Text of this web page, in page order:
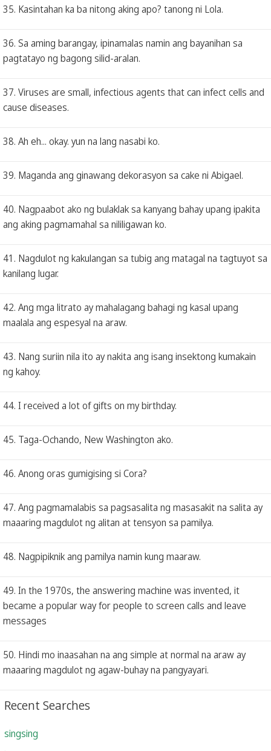
35. Kasintahan ka ba nitong aking apo? tanong ni Lola.
36. Sa aming barangay, ipinamalas namin ang bayanihan sa
pagtatayo ng bagong silid-aralan.
37. Viruses are small, infectious agents that can infect cells and
cause diseases.
38. Ah eh... okay. yun na lang nasabi ko.
39. Maganda ang ginawang dekorasyon sa cake ni Abigael.
40. Nagpaabot ako ng bulaklak sa kanyang bahay upang ipakita
ang aking pagmamahal sa nililigawan ko.
41. Nagdulot ng kakulangan sa tubig ang matagal na tagtuyot sa
kanilang lugar.
42. Ang mga litrato ay mahalagang bahagi ng kasal upang
maalala ang espesyal na araw.
43. Nang suriin nila ito ay nakita ang isang insektong kumakain
ng kahoy.
44. I received a lot of gifts on my birthday.
45. Taga-Ochando, New Washington ako.
46. Anong oras gumigising si Cora?
47. Ang pagmamalabis sa pagsasalita ng masasakit na salita ay
maaaring magdulot ng alitan at tensyon sa pamilya.
48. Nagpipiknik ang pamilya namin kung maaraw.
49. In the 1970s, the answering machine was invented, it
became a popular way for people to screen calls and leave
messages
50. Hindi mo inaasahan na ang simple at normal na araw ay
maaaring magdulot ng agaw-buhay na pangyayari.
Recent Searches
singsing